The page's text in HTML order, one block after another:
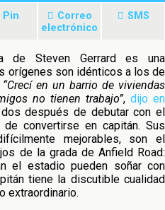
Pin
Correo
electrónico
SMS
de Steven Gerrard es una
orígenes son idénticos a los de
“Crecí en un barrio de viviendas
no tienen trabajo”, dijo en
después de debutar con el
convertirse en capitán. Sus
mejorables, son el
de la grada de Anfield Road:
el estadio pueden soñar con
tiene la discutible cualidad
extraordinario.